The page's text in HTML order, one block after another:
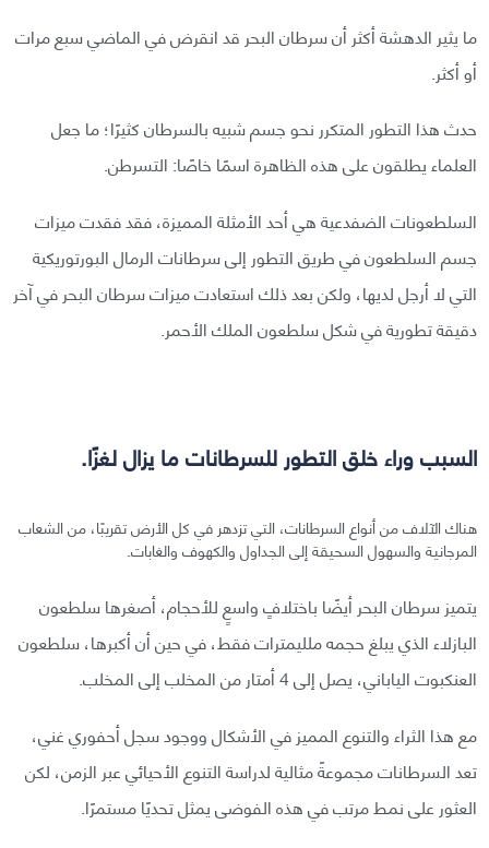
ما يثير الدهشة أكثر أن سرطان البحر قد انقرض في الماضي سبع مرات
أو أكثر.
حدث هذا التطور المتكرر نحو جسم شبيه بالسرطان كثيرًا؛ ما جعل
العلماء يطلقون على هذه الظاهرة اسمًا خاصًا: التسرطن.
السلطعونات الضفدعية هي أحد الأمثلة المميزة، فقد فقدت ميزات
جسم السلطعون في طريق التطور إلى سرطانات الرمال البورتوريكية
التي لا أرجل لديها، ولكن بعد ذلك استعادت ميزات سرطان البحر في آخر
دقيقة تطورية في شكل سلطعون الملك الأحمر.
السبب وراء خلق التطور للسرطانات ما يزال لغزًا.
هناك الآلاف من أنواع السرطانات، التي تزدهر في كل الأرض تقريبًا، من الشعاب
المرجانية والسهول السحيقة إلى الجداول والكهوف والغابات.
يتميز سرطان البحر أيضًا باختلافٍ واسعٍ للأحجام، أصغرها سلطعون
البازلاء الذي يبلغ حجمه ملليمترات فقط، في حين أن أكبرها، سلطعون
العنكبوت الياباني، يصل إلى 4 أمتار من المخلب إلى المخلب.
مع هذا الثراء والتنوع المميز في الأشكال ووجود سجل أحفوري غني،
تعد السرطانات مجموعةً مثالية لدراسة التنوع الأحيائي عبر الزمن، لكن
العثور على نمط مرتب في هذه الفوضى يمثل تحديًا مستمرًا.